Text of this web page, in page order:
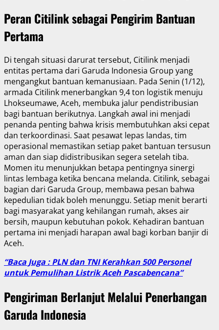
Peran Citilink sebagai Pengirim Bantuan
Pertama
Di tengah situasi darurat tersebut, Citilink menjadi
entitas pertama dari Garuda Indonesia Group yang
mengangkut bantuan kemanusiaan. Pada Senin (1/12),
armada Citilink menerbangkan 9,4 ton logistik menuju
Lhokseumawe, Aceh, membuka jalur pendistribusian
bagi bantuan berikutnya. Langkah awal ini menjadi
penanda penting bahwa krisis membutuhkan aksi cepat
dan terkoordinasi. Saat pesawat lepas landas, tim
operasional memastikan setiap paket bantuan tersusun
aman dan siap didistribusikan segera setelah tiba.
Momen itu menunjukkan betapa pentingnya sinergi
lintas lembaga ketika bencana melanda. Citilink, sebagai
bagian dari Garuda Group, membawa pesan bahwa
kepedulian tidak boleh menunggu. Setiap menit berarti
bagi masyarakat yang kehilangan rumah, akses air
bersih, maupun kebutuhan pokok. Kehadiran bantuan
pertama ini menjadi harapan awal bagi korban banjir di
Aceh.
“Baca Juga : PLN dan TNI Kerahkan 500 Personel
untuk Pemulihan Listrik Aceh Pascabencana”
Pengiriman Berlanjut Melalui Penerbangan
Garuda Indonesia